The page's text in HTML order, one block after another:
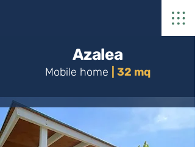
Azalea
Mobile home | 32 mq